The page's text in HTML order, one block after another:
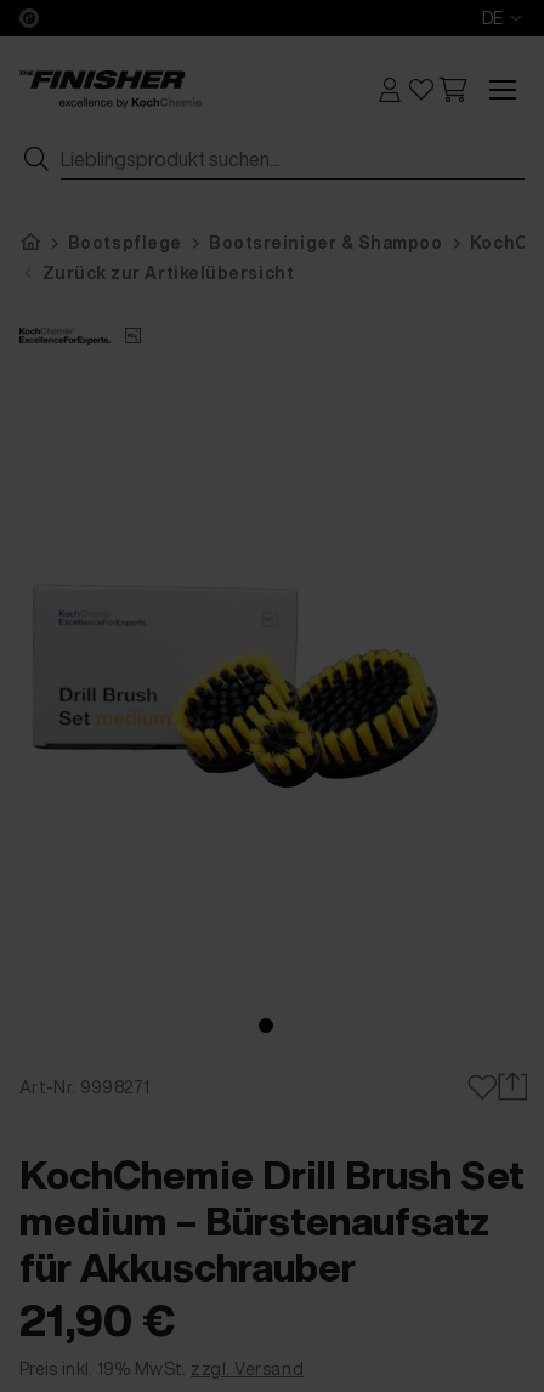
DE
Bootspflege Bootsreiniger & Shampoo
Zurück zur Artikelübersicht
Art-Nr. 9998271
KochChemie Drill Brush Set
medium – Bürstenaufsatz
für Akkuschrauber
21,90 €
Preis inkl. 19% MwSt. zzgl. Versand